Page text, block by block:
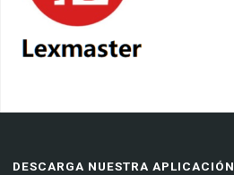
DESCARGA NUESTRA APLICACIÓN